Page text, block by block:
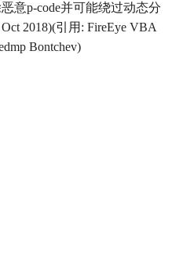
LateralMovement
Persistence
意p-code并可能绕过动态分
2018)(引用: FireEye VBA
Bontchev)